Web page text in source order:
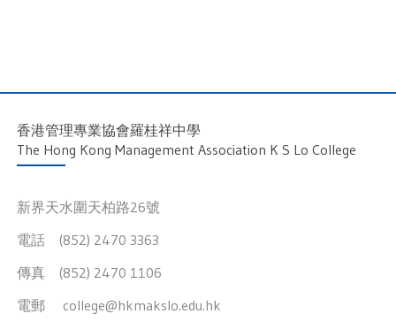
香港管理專業協會羅桂祥中學
The Hong Kong Management Association K S Lo College
新界天水圍天柏路26號
電話 (852) 2470 3363
傳真 (852) 2470 1106
電郵 college@hkmakslo.edu.hk